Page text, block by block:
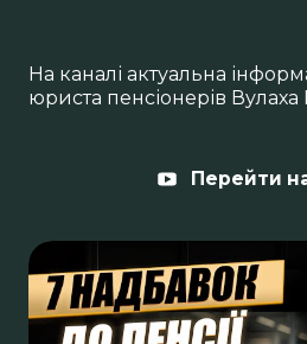
На каналі актуальна
юриста пенсіонерів
Перейти